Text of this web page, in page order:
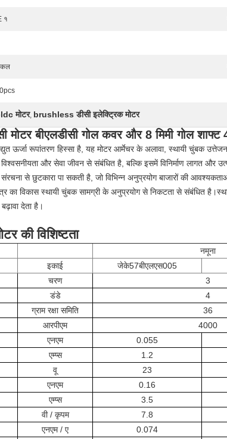
१
मोटर, brushless डीसी इलेक्ट्रिक मोटर
मोटर बीएलडीसी गोल कवर और 8 मिमी गोल
ऊर्जा रूपांतरण हिस्सा है, यह मोटर आर्मेचर के अलावा, स्थायी चुंबक
और सेवा जीवन से संबंधित है, बल्कि इसमें विनिर्माण लागत और
से छुटकारा पा सकती है, जो विभिन्न अनुप्रयोग बाजारों की
का विकास स्थायी चुंबक सामग्री के अनुप्रयोग से निकटता से संबंधित
देता है।
की विशिष्टता
नमूना
इकाई जेके57बीएलएस005
चरण
3
डंडे
4
ग्राम रक्षा समिति
36
आरपीएम
4000
एनएम 0.055
एम्प्स 1.2
वू 23
एनएम 0.16
एम्प्स 3.5
वी / कृपम 7.8
एनएम / ए 0.074